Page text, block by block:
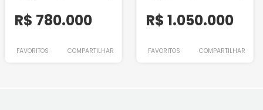
R$ 780.000
FAVORITOS COMPARTILHAR
R$ 1.050.000
FAVORITOS COMPARTILHAR